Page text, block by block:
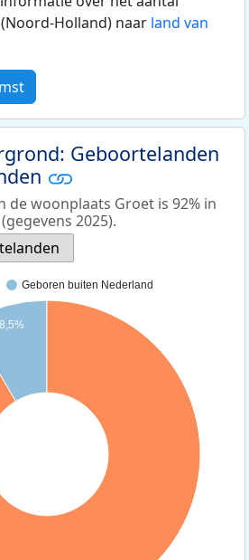
Holland) naar land van
Geboortelanden
de woonplaats Groet is 92% in
2025).
Geboren buiten Nederland
8,5%